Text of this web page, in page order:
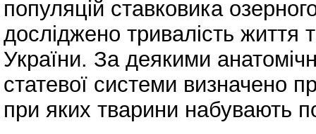
популяцій ставковика
досліджено тривалість життя
України. За деякими
статевої системи визначено
при яких тварини набувають